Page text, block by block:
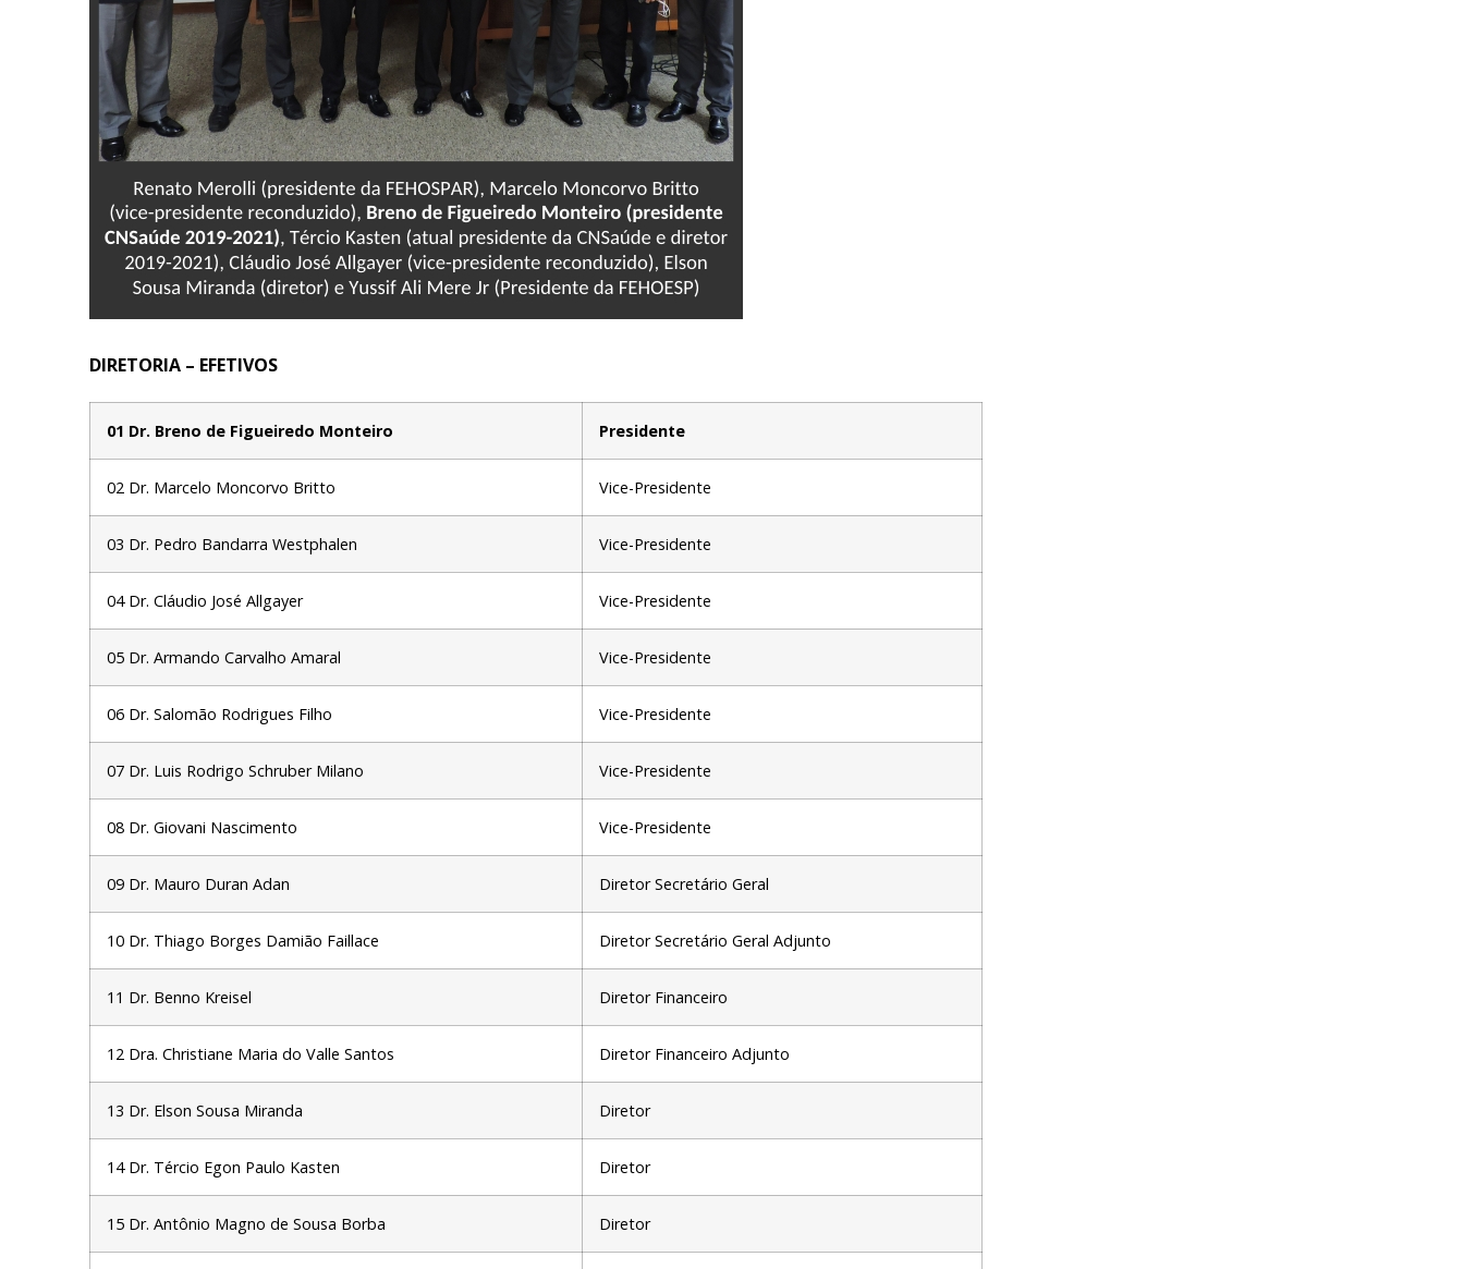
DIRETORIA – EFETIVOS
01 Dr. Breno de Figueiredo Monteiro Presidente
02 Dr. Marcelo Moncorvo Britto Vice-Presidente
03 Dr. Pedro Bandarra Westphalen Vice-Presidente
04 Dr. Cláudio José Allgayer Vice-Presidente
05 Dr. Armando Carvalho Amaral Vice-Presidente
06 Dr. Salomão Rodrigues Filho Vice-Presidente
07 Dr. Luis Rodrigo Schruber Milano Vice-Presidente
08 Dr. Giovani Nascimento Vice-Presidente
09 Dr. Mauro Duran Adan Diretor Secretário Geral
10 Dr. Thiago Borges Damião Faillace Diretor Secretário Geral Adjunto
11 Dr. Benno Kreisel Diretor Financeiro
12 Dra. Christiane Maria do Valle Santos Diretor Financeiro Adjunto
13 Dr. Elson Sousa Miranda Diretor
14 Dr. Tércio Egon Paulo Kasten Diretor
15 Dr. Antônio Magno de Sousa Borba Diretor